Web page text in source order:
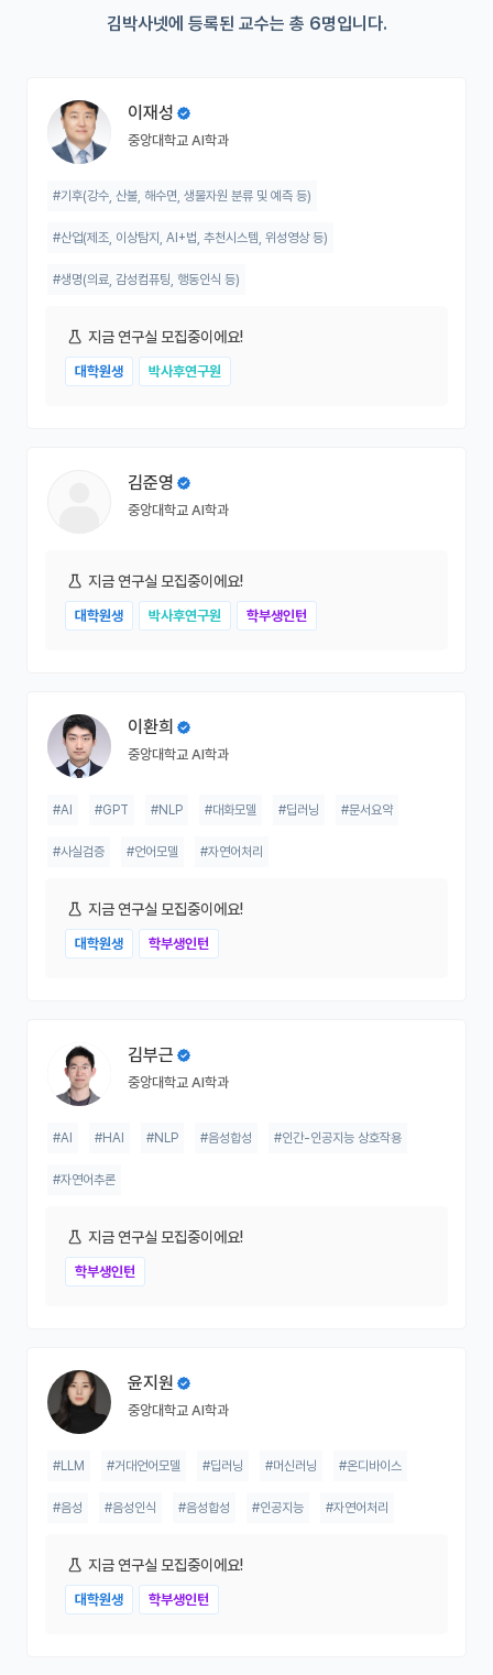
김박사넷에 등록된 교수는 총 6명입니다.
이재성
중앙대학교 AI학과
#기후(강수, 산불, 해수면, 생물자원 분류 및 예측 등)
#산업(제조, 이상탐지, AI+법, 추천시스템, 위성영상 등)
#생명(의료, 감성컴퓨팅, 행동인식 등)
지금 연구실 모집중이에요!
대학원생 박사후연구원
김준영
중앙대학교 AI학과
지금 연구실 모집중이에요!
대학원생 박사후연구원 학부생인턴
이환희
중앙대학교 AI학과
#AI #GPT #NLP #대화모델 #딥러닝 #문서요약
#사실검증 #언어모델 #자연어처리
지금 연구실 모집중이에요!
대학원생 학부생인턴
김부근
중앙대학교 AI학과
#AI #HAI #NLP #음성합성 #인간-인공지능 상호작용
#자연어추론
지금 연구실 모집중이에요!
학부생인턴
윤지원
중앙대학교 AI학과
#LLM #거대언어모델 #딥러닝 #머신러닝 #온디바이스
#음성 #음성인식 #음성합성 #인공지능 #자연어처리
지금 연구실 모집중이에요!
대학원생 학부생인턴